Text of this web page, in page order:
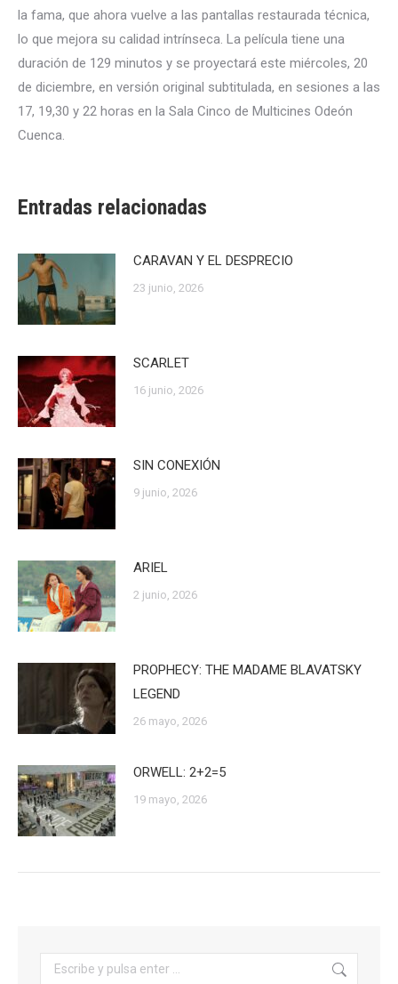
la fama, que ahora vuelve a las pantallas restaurada técnica,
lo que mejora su calidad intrínseca. La película tiene una
duración de 129 minutos y se proyectará este miércoles, 20
de diciembre, en versión original subtitulada, en sesiones a las
17, 19,30 y 22 horas en la Sala Cinco de Multicines Odeón
Cuenca.
Entradas relacionadas
CARAVAN Y EL DESPRECIO
23 junio, 2026
SCARLET
16 junio, 2026
SIN CONEXIÓN
9 junio, 2026
ARIEL
2 junio, 2026
PROPHECY: THE MADAME BLAVATSKY
LEGEND
26 mayo, 2026
ORWELL: 2+2=5
19 mayo, 2026
Buscar: